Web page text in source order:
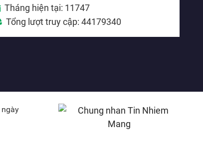
Tháng hiện tại: 11747
Tổng lượt truy cập: 44179340
ngày